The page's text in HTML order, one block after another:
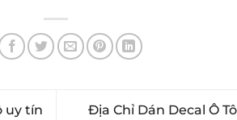
uy tín
Địa Chỉ Dán Decal Ô Tô